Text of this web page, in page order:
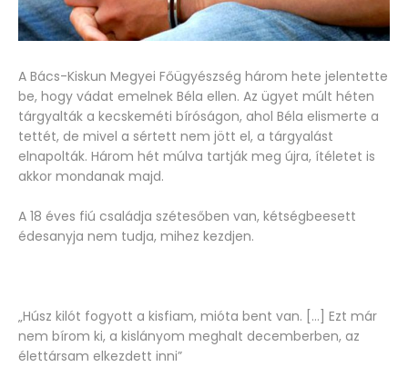
A Bács-Kiskun Megyei Főügyészség három hete jelentette
be, hogy vádat emelnek Béla ellen. Az ügyet múlt héten
tárgyalták a kecskeméti bíróságon, ahol Béla elismerte a
tettét, de mivel a sértett nem jött el, a tárgyalást
elnapolták. Három hét múlva tartják meg újra, ítéletet is
akkor mondanak majd.
A 18 éves fiú családja szétesőben van, kétségbeesett
édesanyja nem tudja, mihez kezdjen.
„Húsz kilót fogyott a kisfiam, mióta bent van. […] Ezt már
nem bírom ki, a kislányom meghalt decemberben, az
élettársam elkezdett inni”